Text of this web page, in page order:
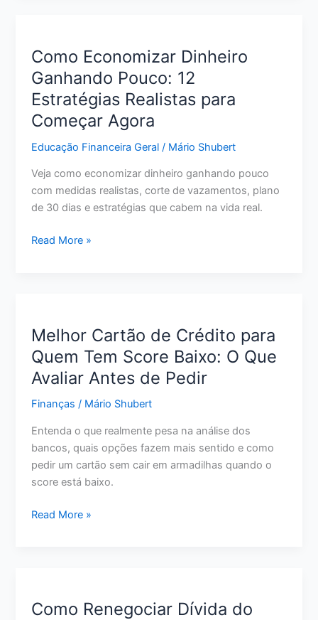
Zero:
Passo
a
Passo
Sair
Caos
Como Economizar Dinheiro
Ganhando Pouco: 12
Estratégias Realistas para
Começar Agora
Educação Financeira Geral / Mário Shubert
Veja como economizar dinheiro ganhando pouco
com medidas realistas, corte de vazamentos, plano
de 30 dias e estratégias que cabem na vida real.
Como
Estratégias
Realistas
para
Agora
Read More »
Melhor Cartão de Crédito para
Quem Tem Score Baixo: O Que
Avaliar Antes de Pedir
Finanças / Mário Shubert
Entenda o que realmente pesa na análise dos
bancos, quais opções fazem mais sentido e como
pedir um cartão sem cair em armadilhas quando o
score está baixo.
Melhor
Quem
Tem
Read More »
Como Renegociar Dívida do